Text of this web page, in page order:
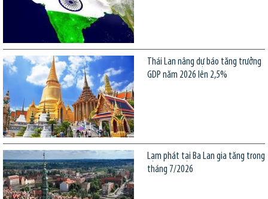
Thái Lan nâng dự báo tăng trưởng
GDP năm 2026 lên 2,5%
Lạm phát tại Ba Lan gia tăng trong
tháng 7/2026